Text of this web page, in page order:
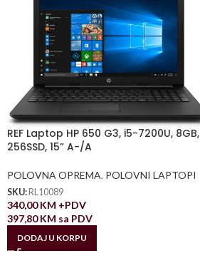
REF Laptop HP 650 G3, i5-7200U, 8GB,
256SSD, 15” A-/A
POLOVNA OPREMA, POLOVNI LAPTOPI
SKU: RL10089
340,00KM +PDV
397,80KM sa PDV
DODAJ U KORPU